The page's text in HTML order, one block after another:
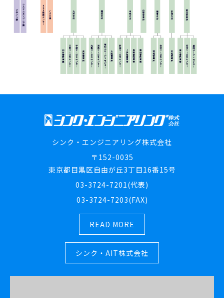
シンク・エンジニアリング株式会社
〒152-0035
東京都目黒区自由が丘3丁目16番15号
03-3724-7201(代表)
03-3724-7203(FAX)
READ MORE
シンク・AIT株式会社